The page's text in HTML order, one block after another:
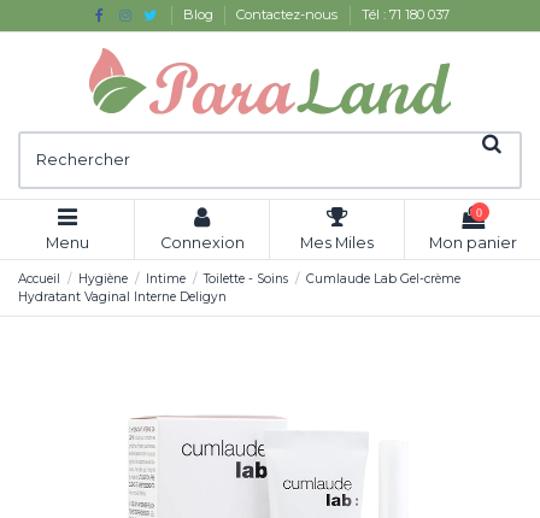
Blog Contactez-nous Tél : 71 180 037
Menu Connexion Mes Miles
0
Mon panier
Accueil Hygiène Intime Toilette - Soins
Cumlaude Lab Gel-crème
Hydratant Vaginal Interne Deligyn